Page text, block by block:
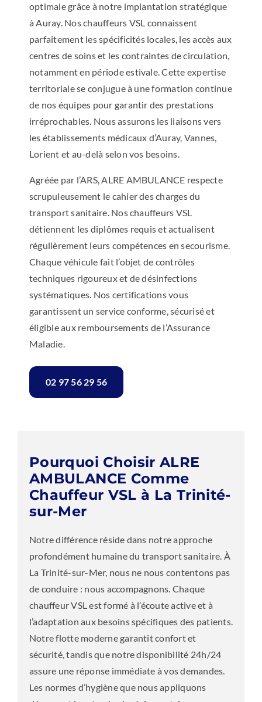
optimale grâce à notre implantation stratégique
à Auray. Nos chauffeurs VSL connaissent
parfaitement les spécificités locales, les accès aux
centres de soins et les contraintes de circulation,
notamment en période estivale. Cette expertise
territoriale se conjugue à une formation continue
de nos équipes pour garantir des prestations
irréprochables. Nous assurons les liaisons vers
les établissements médicaux d’Auray, Vannes,
Lorient et au-delà selon vos besoins.
Agréée par l’ARS, ALRE AMBULANCE respecte
scrupuleusement le cahier des charges du
transport sanitaire. Nos chauffeurs VSL
détiennent les diplômes requis et actualisent
régulièrement leurs compétences en secourisme.
Chaque véhicule fait l’objet de contrôles
techniques rigoureux et de désinfections
systématiques. Nos certifications vous
garantissent un service conforme, sécurisé et
éligible aux remboursements de l’Assurance
Maladie.
02 97 56 29 56
Pourquoi Choisir ALRE
AMBULANCE Comme
Chauffeur VSL à La Trinité-
sur-Mer
Notre différence réside dans notre approche
profondément humaine du transport sanitaire. À
La Trinité-sur-Mer, nous ne nous contentons pas
de conduire : nous accompagnons. Chaque
chauffeur VSL est formé à l’écoute active et à
l’adaptation aux besoins spécifiques des patients.
Notre flotte moderne garantit confort et
sécurité, tandis que notre disponibilité 24h/24
assure une réponse immédiate à vos demandes.
Les normes d’hygiène que nous appliquons